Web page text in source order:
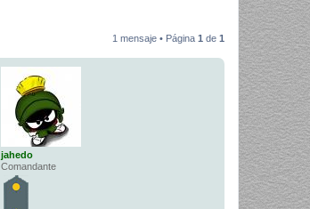
1 mensaje • Página 1 de 1
jahedo
Comandante